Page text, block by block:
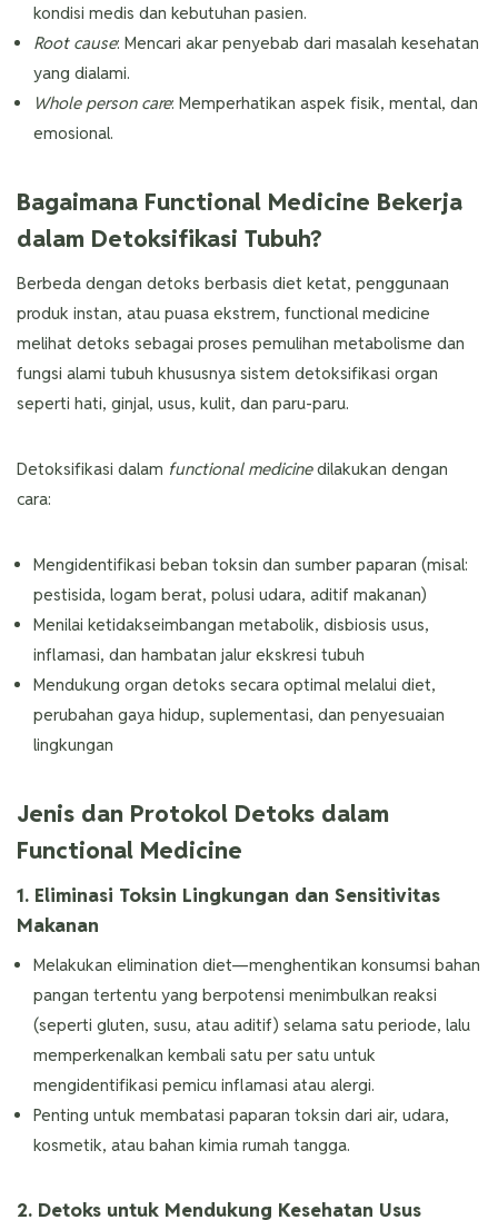
kondisi medis dan kebutuhan pasien.
Root cause: Mencari akar penyebab dari masalah kesehatan
yang dialami.
Whole person care: Memperhatikan aspek fisik, mental, dan
emosional.
Bagaimana Functional Medicine Bekerja
dalam Detoksifikasi Tubuh?
Berbeda dengan detoks berbasis diet ketat, penggunaan
produk instan, atau puasa ekstrem, functional medicine
melihat detoks sebagai proses pemulihan metabolisme dan
fungsi alami tubuh khususnya sistem detoksifikasi organ
seperti hati, ginjal, usus, kulit, dan paru-paru.
Detoksifikasi dalam functional medicinedilakukan dengan
cara:
Mengidentifikasi beban toksin dan sumber paparan (misal:
pestisida, logam berat, polusi udara, aditif makanan)
Menilai ketidakseimbangan metabolik, disbiosis usus,
inflamasi, dan hambatan jalur ekskresi tubuh
Mendukung organ detoks secara optimal melalui diet,
perubahan gaya hidup, suplementasi, dan penyesuaian
lingkungan
Jenis dan Protokol Detoks dalam
Functional Medicine
1. Eliminasi Toksin Lingkungan dan Sensitivitas
Makanan
Melakukan elimination diet—menghentikan konsumsi bahan
pangan tertentu yang berpotensi menimbulkan reaksi
(seperti gluten, susu, atau aditif) selama satu periode, lalu
memperkenalkan kembali satu per satu untuk
mengidentifikasi pemicu inflamasi atau alergi.
Penting untuk membatasi paparan toksin dari air, udara,
kosmetik, atau bahan kimia rumah tangga.
2. Detoks untuk Mendukung Kesehatan Usus